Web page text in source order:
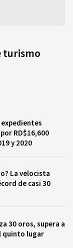
turismo
RD$16,600
y 2020
La velocista
de casi 30
30 oros, supera a
quinto lugar